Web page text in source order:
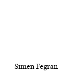
Simen Fegran